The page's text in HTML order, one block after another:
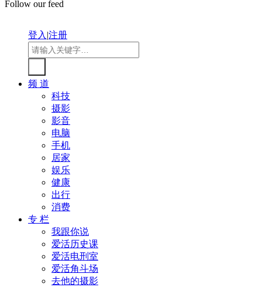
Follow our feed
登入|注册
频 道
科技
摄影
影音
电脑
手机
居家
娱乐
健康
出行
消费
专 栏
我跟你说
爱活历史课
爱活电刑室
爱活角斗场
去他的摄影